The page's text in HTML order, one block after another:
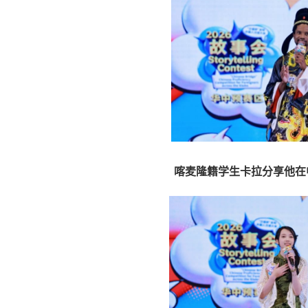
喀麦隆籍学生卡拉分享他